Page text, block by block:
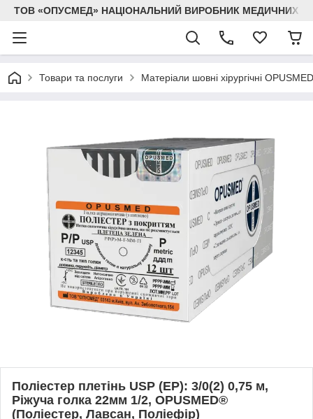
ТОВ «ОПУСМЕД» НАЦІОНАЛЬНИЙ ВИРОБНИК МЕДИЧНИХ
Товари та послуги Матеріали шовні хірургічні OPUSMED
Поліестер плетінь USP (EP): 3/0(2) 0,75 м,
Ріжуча голка 22мм 1/2, OPUSMED®
(Поліестер, Лавсан, Поліефір)